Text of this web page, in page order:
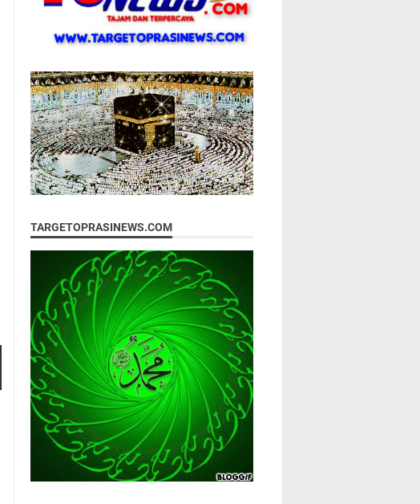
TARGETOPRASINEWS.COM